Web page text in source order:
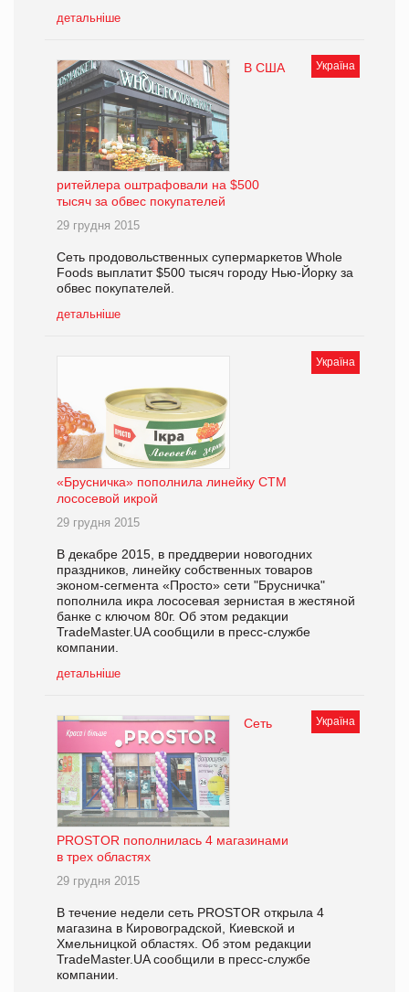
детальніше
Україна
В США
ритейлера оштрафовали на $500
тысяч за обвес покупателей
29 грудня 2015
Сеть продовольственных супермаркетов Whole
Foods выплатит $500 тысяч городу Нью-Йорку за
обвес покупателей.
детальніше
Україна
«Брусничка» пополнила линейку СТМ
лососевой икрой
29 грудня 2015
В декабре 2015, в преддверии новогодних
праздников, линейку собственных товаров
эконом-сегмента «Просто» сети "Брусничка"
пополнила икра лососевая зернистая в жестяной
банке с ключом 80г. Об этом редакции
TradeMaster.UA сообщили в пресс-службе
компании.
детальніше
Україна
Сеть
PROSTOR пополнилась 4 магазинами
в трех областях
29 грудня 2015
В течение недели сеть PROSTOR открыла 4
магазина в Кировоградской, Киевской и
Хмельницкой областях. Об этом редакции
TradeMaster.UA сообщили в пресс-службе
компании.